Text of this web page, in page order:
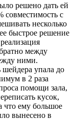
решено дать ей
с
несколько
быстрое решение
между
ними.
шейдера упала до
в 2 раза
помощи зала,
кусок,
что ему большое
вынесено в